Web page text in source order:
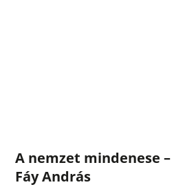
A nemzet mindenese
Fáy András